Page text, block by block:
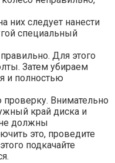
них следует нанести
специальный
Для этого
Затем убираем
и полностью
Внимательно
край диска и
не должны
это, проведите
подкачайте